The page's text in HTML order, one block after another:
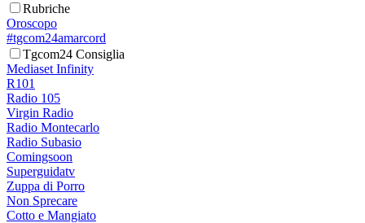
Rubriche
Oroscopo
#tgcom24amarcord
Tgcom24 Consiglia
Mediaset Infinity
R101
Radio 105
Virgin Radio
Radio Montecarlo
Radio Subasio
Comingsoon
Superguidatv
Zuppa di Porro
Non Sprecare
Cotto e Mangiato